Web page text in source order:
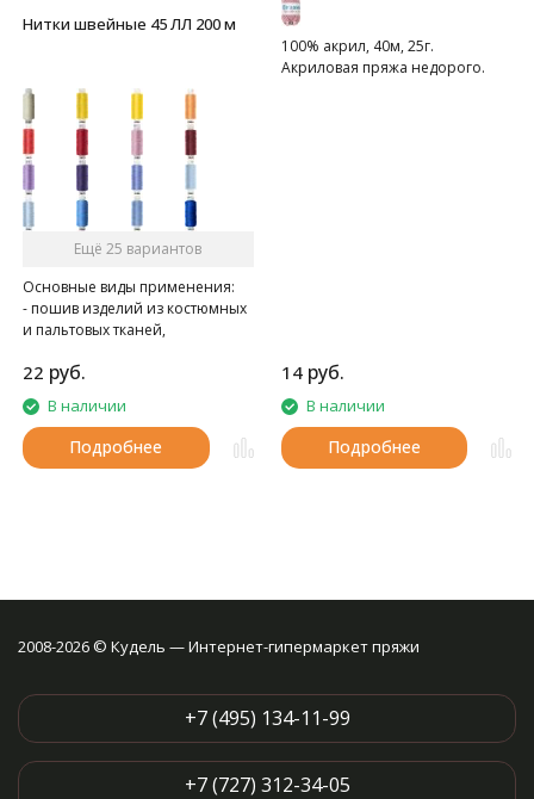
Нитки швейные 45 ЛЛ 200 м
Ещё 25 вариантов
Основные виды применения:
- пошив изделий из костюмных
и пальтовых тканей,
- при швейно-клеевом
скреплении книг в типографии
22 руб.
В наличии
Подробнее
100% акрил, 40м, 25г.
Акриловая пряжа недорого.
14 руб.
В наличии
Подробнее
2008-2026 © Кудель — Интернет-гипермаркет пряжи
+7 (495) 134-11-99
+7 (727) 312-34-05